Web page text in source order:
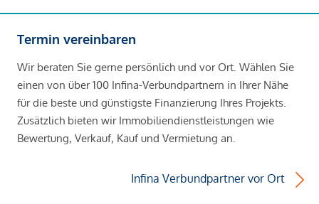
Termin vereinbaren
Wir beraten Sie gerne persönlich und vor Ort. Wählen Sie
einen von über 100 Infina-Verbundpartnern in Ihrer Nähe
für die beste und günstigste Finanzierung Ihres Projekts.
Zusätzlich bieten wir Immobiliendienstleistungen wie
Bewertung, Verkauf, Kauf und Vermietung an.
Infina Verbundpartner vor Ort